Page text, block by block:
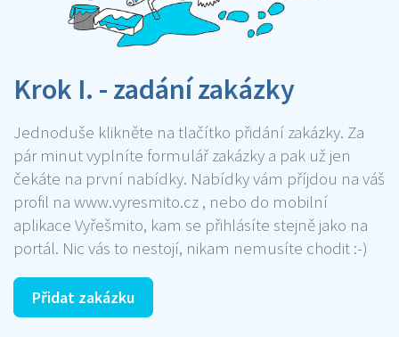
Krok I. - zadání zakázky
Jednoduše klikněte na tlačítko přidání zakázky. Za
pár minut vyplníte formulář zakázky a pak už jen
čekáte na první nabídky. Nabídky vám příjdou na váš
profil na www.vyresmito.cz , nebo do mobilní
aplikace Vyřešmito, kam se přihlásíte stejně jako na
portál. Nic vás to nestojí, nikam nemusíte chodit :-)
Přidat zakázku